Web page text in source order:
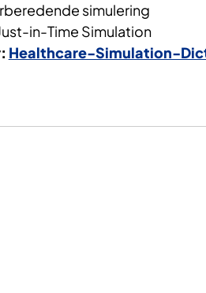
simulering
in-Time Simulation
Healthcare-Simulation-